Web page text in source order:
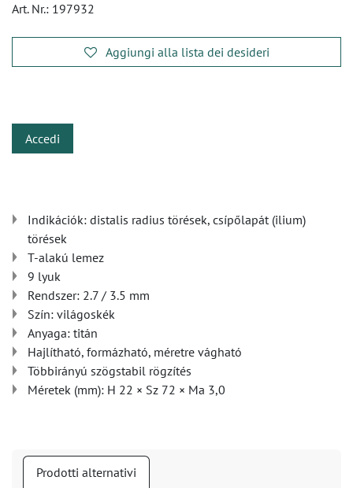
Art. Nr.: 197932
Aggiungi alla lista dei desideri
Accedi
Indikációk: distalis radius törések, csípőlapát (ilium)
törések
T-alakú lemez
9 lyuk
Rendszer: 2.7 / 3.5 mm
Szín: világoskék
Anyaga: titán
Hajlítható, formázható, méretre vágható
Többirányú szögstabil rögzítés
Méretek (mm): H 22 × Sz 72 × Ma 3,0
Prodotti alternativi